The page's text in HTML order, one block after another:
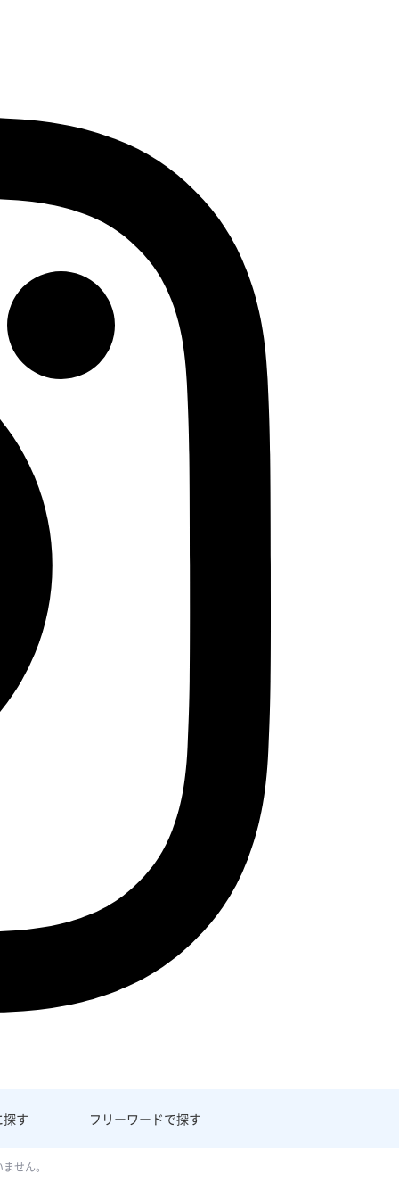
探す フリーワードで探す
せん。